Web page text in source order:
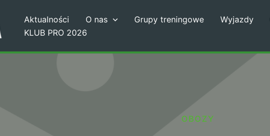
Aktualności O nas Grupy treningowe Wyjazdy
KLUB PRO 2026
OBOZY